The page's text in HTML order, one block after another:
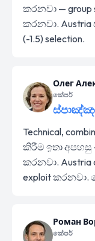
කරනවා — group
කරනවා. Austria
(-1.5) selection.
Олег
කේපර්
Technical,
කිරීම ඉතා අපහසු —
කරනවා. Austria
exploit කරනවා.
Роман
කේපර්